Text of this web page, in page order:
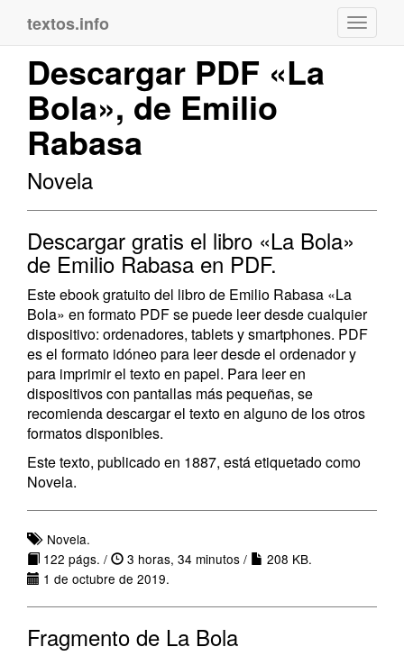
textos.info
Descargar PDF «La
Bola», de Emilio
Rabasa
Novela
Descargar gratis el libro «La Bola»
de Emilio Rabasa en PDF.
Este ebook gratuito del libro de Emilio Rabasa «La
Bola» en formato PDF se puede leer desde cualquier
dispositivo: ordenadores, tablets y smartphones. PDF
es el formato idóneo para leer desde el ordenador y
para imprimir el texto en papel. Para leer en
dispositivos con pantallas más pequeñas, se
recomienda descargar el texto en alguno de los otros
formatos disponibles.
Este texto, publicado en 1887, está etiquetado como
Novela.
Novela.
122 págs. /
3 horas, 34 minutos /
208 KB.
1 de octubre de 2019.
Fragmento de La Bola